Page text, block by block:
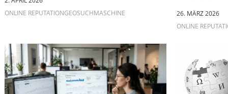
ChatGPT wird zum
E-Commerce neu definiert
4. MÄRZ 2026
ALLGEMEIN
Online-
um
18. FEBRUAR